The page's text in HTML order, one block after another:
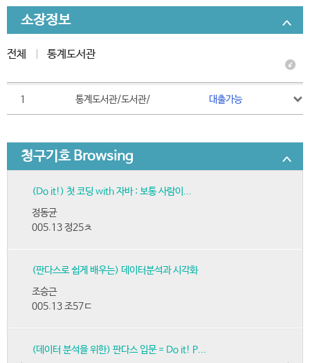
소장정보
전체 통계도서관
1 통계도서관/도서관/ 대출가능
청구기호 Browsing
(Do it!) 첫 코딩 with 자바 : 보통 사람이...
정동균
005.13 정25ㅊ
(판다스로 쉽게 배우는) 데이터분석과 시각화
조승근
005.13 조57ㄷ
(데이터 분석을 위한) 판다스 입문 = Do it! P...